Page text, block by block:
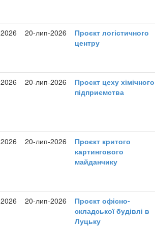
20-лип-2026
Проєкт логістичного
центру
20-лип-2026
Проєкт цеху хімічного
підприємства
20-лип-2026
Проєкт критого
картингового
майданчику
20-лип-2026
Проєкт офісно-
складської будівлі в
Луцьку